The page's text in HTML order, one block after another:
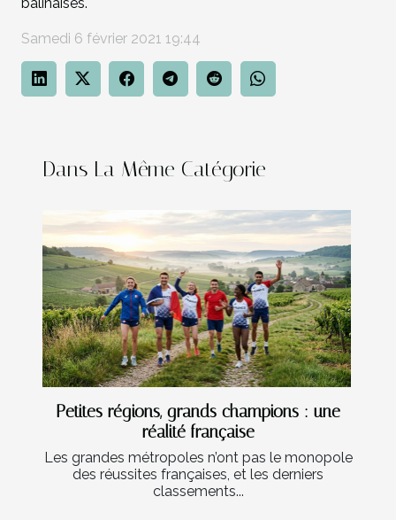
Samedi 6 février 2021 19:44
Dans La Même Catégorie
Petites régions, grands champions : une
réalité française
Les grandes métropoles n’ont pas le monopole
des réussites françaises, et les derniers
classements...